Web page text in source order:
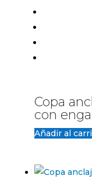
Copa
con
Añadir al